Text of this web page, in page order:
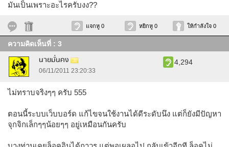
มันเป็นเพราะอะไรครับงง??
แจกหู 0 หยิกหู 0 ให้กำลังใจ 0
ความคิดเห็นที่ : 3
นายมั่นคง
06/11/2011 23:20:33
4,294
ไม่ทราบจริงๆๆ ครับ 555
ตอนนี้ระบบเว็บบอร์ด แก้ไขจนใช้งานได้ดีระดับนึง แต่ก็ยังมีปัญหา
จุกจิกเล็กๆๆน้อยๆๆ อยู่เหมือนกันครับ